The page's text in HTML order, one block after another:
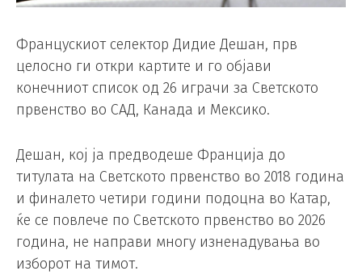
Францускиот селектор Дидие Дешан, прв
целосно ги откри картите и го објави
конечниот список од 26 играчи за Светското
првенство во САД, Канада и Мексико.
Дешан, кој ја предводеше Франција до
титулата на Светското првенство во 2018 година
и финалето четири години подоцна во Катар,
ќе се повлече по Светското првенство во 2026
година, не направи многу изненадувања во
изборот на тимот.